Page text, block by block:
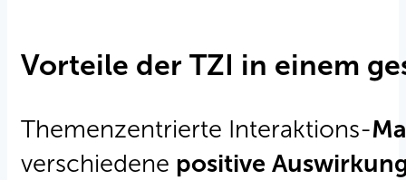
Vorteile der TZI in einem
Themenzentrierte Interaktions-
verschiedene positive